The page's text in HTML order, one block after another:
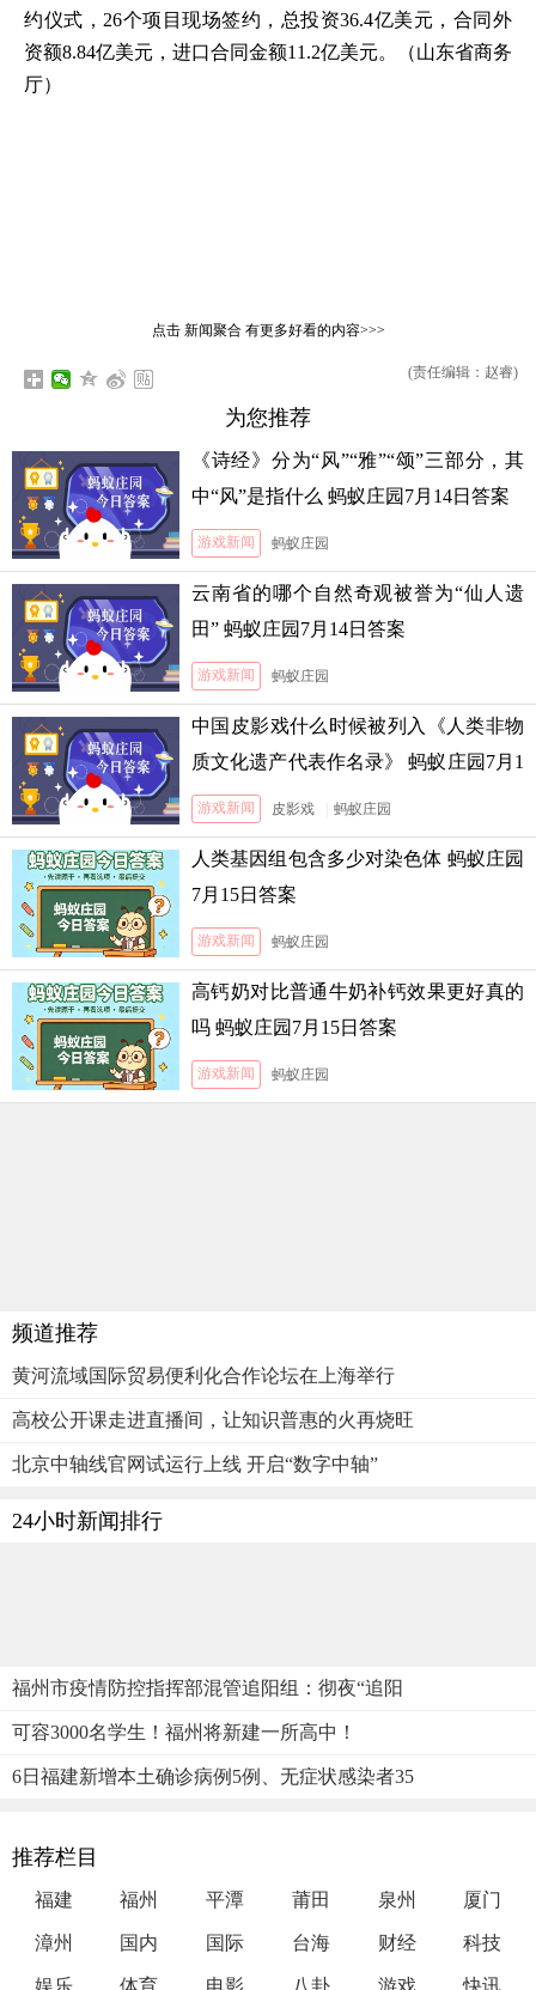
约仪式，26个项目现场签约，总投资36.4亿美元，合同外
资额8.84亿美元，进口合同金额11.2亿美元。（山东省商务
厅）
点击 新闻聚合有更多好看的内容>>>
(责任编辑：赵睿)
为您推荐
《诗经》分为“风”“雅”“颂”三部分，其
中“风”是指什么 蚂蚁庄园7月14日答案
游戏新闻 蚂蚁庄园
云南省的哪个自然奇观被誉为“仙人遗
田” 蚂蚁庄园7月14日答案
游戏新闻 蚂蚁庄园
中国皮影戏什么时候被列入《人类非物
质文化遗产代表作名录》 蚂蚁庄园7月1
3日答案
游戏新闻 皮影戏 蚂蚁庄园
人类基因组包含多少对染色体 蚂蚁庄园
7月15日答案
游戏新闻 蚂蚁庄园
高钙奶对比普通牛奶补钙效果更好真的
吗 蚂蚁庄园7月15日答案
游戏新闻 蚂蚁庄园
频道推荐
黄河流域国际贸易便利化合作论坛在上海举行
高校公开课走进直播间，让知识普惠的火再烧旺
北京中轴线官网试运行上线 开启“数字中轴”
24小时新闻排行
福州市疫情防控指挥部混管追阳组：彻夜“追阳
可容3000名学生！福州将新建一所高中！
6日福建新增本土确诊病例5例、无症状感染者35
推荐栏目
福建 福州 平潭 莆田 泉州 厦门
漳州 国内 国际 台海 财经 科技